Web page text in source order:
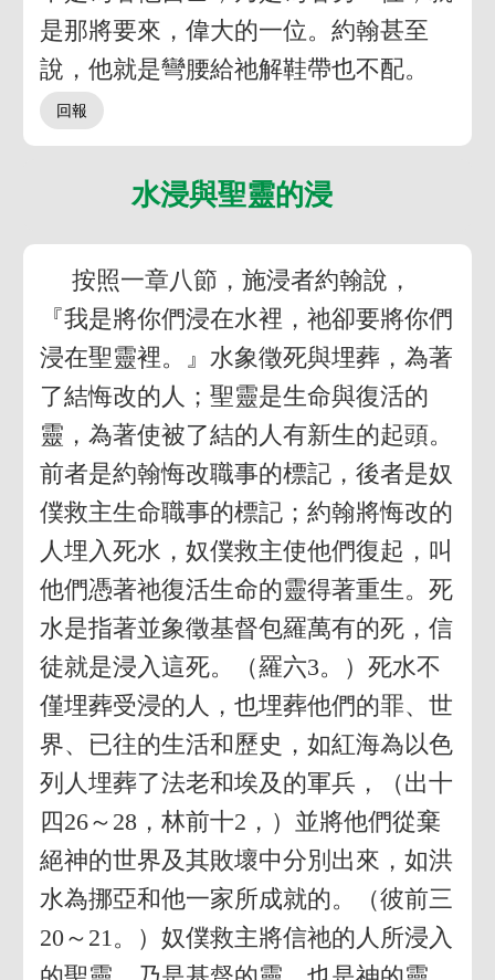
是那將要來，偉大的一位。約翰甚至
說，他就是彎腰給祂解鞋帶也不配。
水浸與聖靈的浸
按照一章八節，施浸者約翰說，
『我是將你們浸在水裡，祂卻要將你們
浸在聖靈裡。』水象徵死與埋葬，為著
了結悔改的人；聖靈是生命與復活的
靈，為著使被了結的人有新生的起頭。
前者是約翰悔改職事的標記，後者是奴
僕救主生命職事的標記；約翰將悔改的
人埋入死水，奴僕救主使他們復起，叫
他們憑著祂復活生命的靈得著重生。死
水是指著並象徵基督包羅萬有的死，信
徒就是浸入這死。（羅六3。）死水不
僅埋葬受浸的人，也埋葬他們的罪、世
界、已往的生活和歷史，如紅海為以色
列人埋葬了法老和埃及的軍兵，（出十
四26～28，林前十2，）並將他們從棄
絕神的世界及其敗壞中分別出來，如洪
水為挪亞和他一家所成就的。（彼前三
20～21。）奴僕救主將信祂的人所浸入